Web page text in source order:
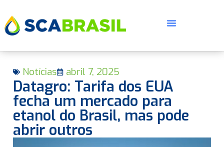
Notícias abril 7, 2025
Datagro: Tarifa dos EUA
fecha um mercado para
etanol do Brasil, mas pode
abrir outros